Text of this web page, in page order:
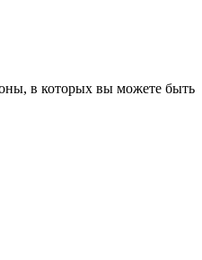
в которых вы можете быть